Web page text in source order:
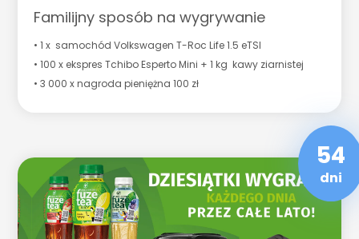
Familijny sposób na wygrywanie
• 1 x samochód Volkswagen T-Roc Life 1.5 eTSI
• 100 x ekspres Tchibo Esperto Mini + 1 kg kawy ziarnistej
• 3 000 x nagroda pieniężna 100 zł
54
dni